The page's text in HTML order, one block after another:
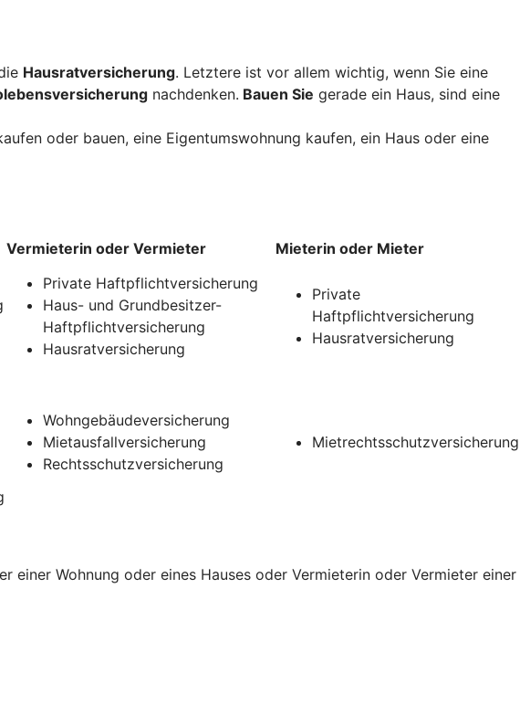
Hausratversicherung. Letztere ist vor allem wichtig, wenn Sie eine
nachdenken. Bauen Sie gerade ein Haus, sind eine
oder bauen, eine Eigentumswohnung kaufen, ein Haus oder eine
Vermieterin oder Vermieter Mieterin oder Mieter
Private Haftpflichtversicherung
Haus- und Grundbesitzer-
Haftpflichtversicherung
Hausratversicherung
Private
Haftpflichtversicherung
Hausratversicherung
Wohngebäudeversicherung
Mietausfallversicherung
Rechtsschutzversicherung
Mietrechtsschutzversicherung
Wohnung oder eines Hauses oder Vermieterin oder Vermieter einer